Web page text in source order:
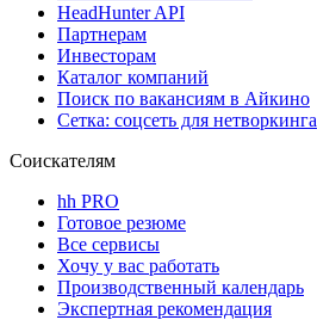
HeadHunter API
Партнерам
Инвесторам
Каталог компаний
Поиск по вакансиям в Айкино
Сетка: соцсеть для нетворкинга
Соискателям
hh PRO
Готовое резюме
Все сервисы
Хочу у вас работать
Производственный календарь
Экспертная рекомендация